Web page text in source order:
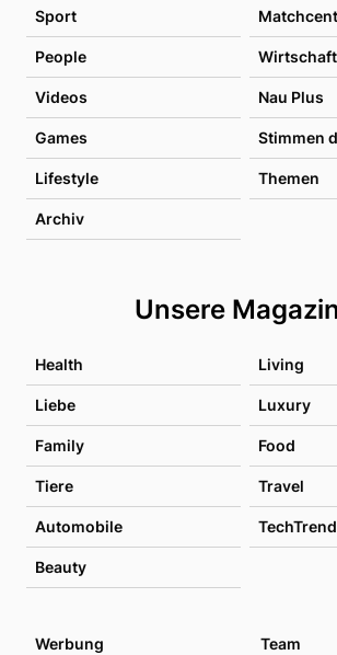
Sport
People Wirtschaft
Videos Nau Plus
Games Stimmen
Lifestyle Themen
Archiv
Unsere
Health Living
Liebe Luxury
Family Food
Tiere Travel
Automobile
Beauty
Werbung Team